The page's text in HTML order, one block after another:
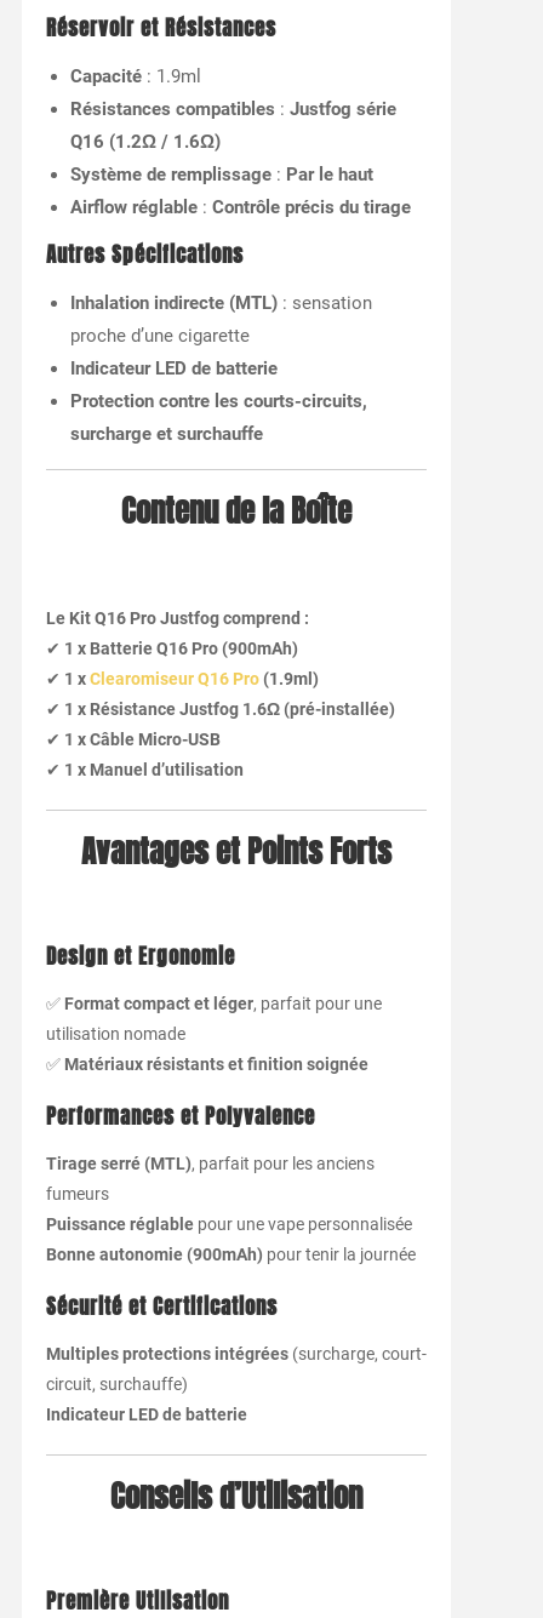
Réservoir et Résistances
Capacité: 1.9ml
Résistances compatibles : Justfog série
Q16 (1.2Ω / 1.6Ω)
Système de remplissage: Par le haut
Airflow réglable: Contrôle précis du tirage
Autres Spécifications
Inhalation indirecte (MTL): sensation
proche d’une cigarette
Indicateur LED de batterie
Protection contre les courts-circuits,
surcharge et surchauffe
Contenu de la Boîte
Le Kit Q16 Pro Justfog comprend :
✔ 1 x Batterie Q16 Pro (900mAh)
✔ 1 xClearomiseur Q16 Pro(1.9ml)
✔ 1 x Résistance Justfog 1.6Ω (pré-installée)
✔ 1 x Câble Micro-USB
✔ 1 x Manuel d’utilisation
Avantages et Points Forts
Design et Ergonomie
✅ Format compact et léger, parfait pour une
utilisation nomade
✅ Matériaux résistants et finition soignée
Performances et Polyvalence
Tirage serré (MTL), parfait pour les anciens
fumeurs
Puissance réglablepour une vape personnalisée
Bonne autonomie (900mAh) pour tenir la journée
Sécurité et Certifications
Multiples protections intégrées(surcharge, court-
circuit, surchauffe)
Indicateur LED de batterie
Conseils d’Utilisation
Première Utilisation